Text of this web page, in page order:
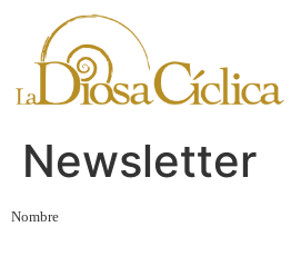
contenido
Newsletter
Nombre